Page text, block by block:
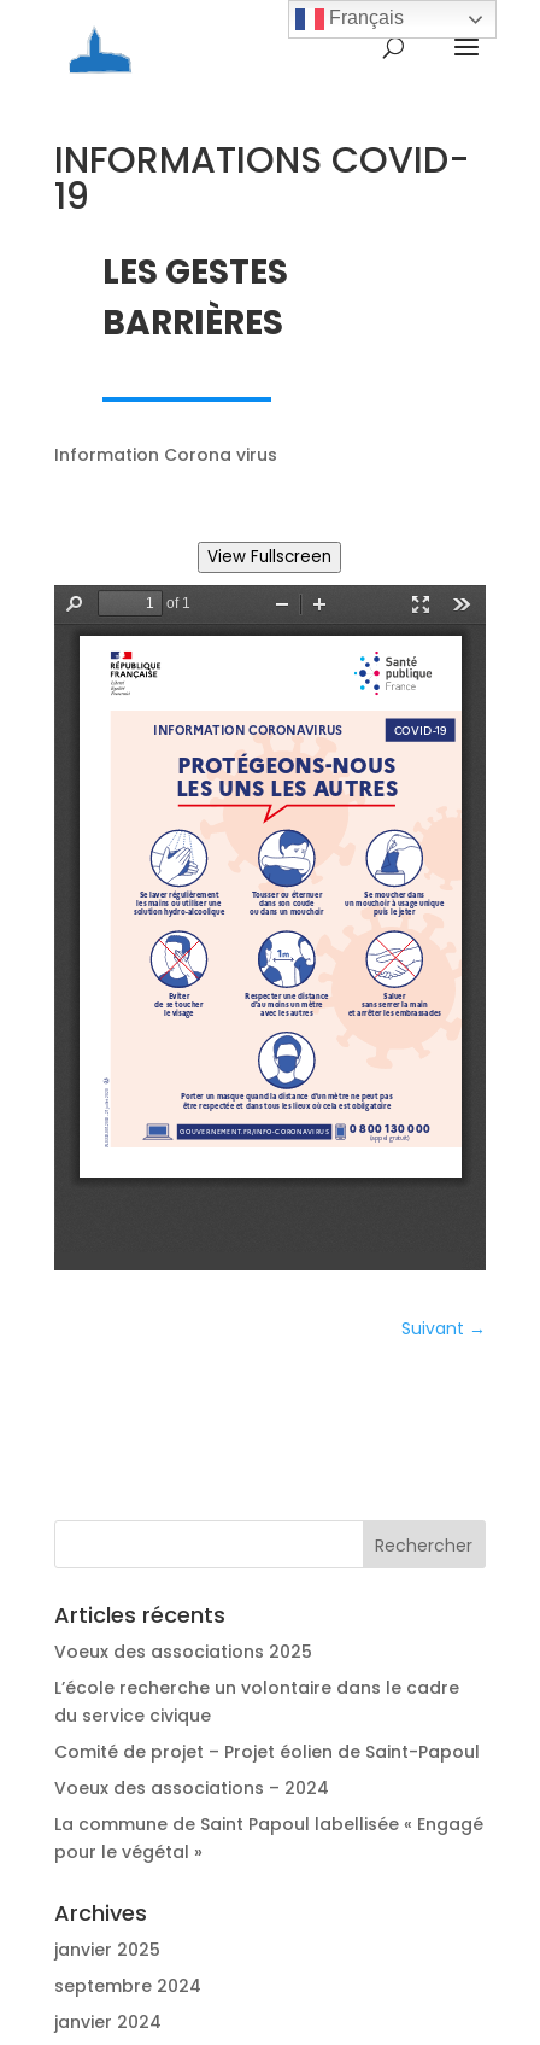
INFORMATIONS COVID-
19
LES GESTES
BARRIÈRES
Information Corona virus
View Fullscreen
Suivant →
Articles récents
Voeux des associations 2025
L’école recherche un volontaire dans le cadre
du service civique
Comité de projet – Projet éolien de Saint-Papoul
Voeux des associations – 2024
La commune de Saint Papoul labellisée « Engagé
pour le végétal »
Archives
janvier 2025
septembre 2024
janvier 2024
Français